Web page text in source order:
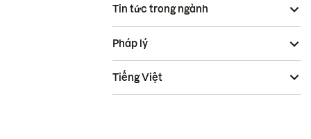
Tin tức trong ngành
Pháp lý
Tiếng Việt